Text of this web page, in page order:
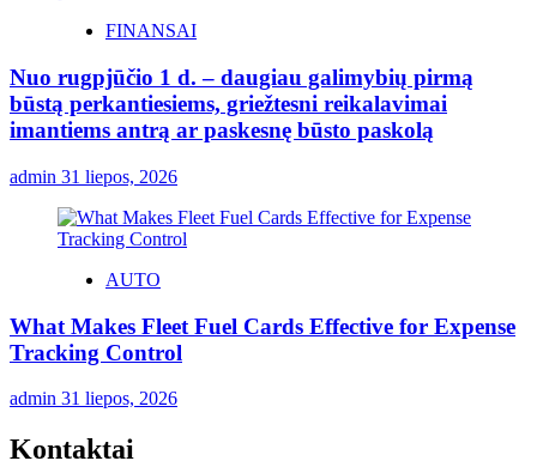
FINANSAI
Nuo rugpjūčio 1 d. – daugiau galimybių pirmą
būstą perkantiesiems, griežtesni reikalavimai
imantiems antrą ar paskesnę būsto paskolą
admin 31 liepos, 2026
AUTO
What Makes Fleet Fuel Cards Effective for Expense
Tracking Control
admin 31 liepos, 2026
Kontaktai